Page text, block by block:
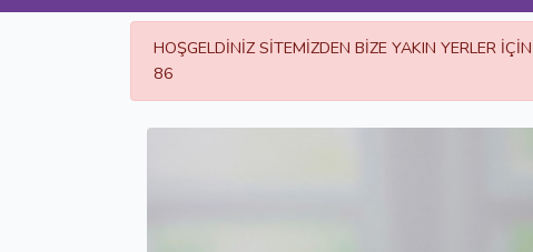
HOŞGELDİNİZ SİTEMİZDEN BİZE YAKIN YERLER
86